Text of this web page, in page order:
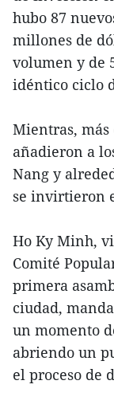
hubo 87
millones de
volumen y de
idéntico ciclo
Mientras, más
añadieron a
Nang y
se invirtieron
Ho Ky Minh,
Comité
primera
ciudad,
un momento
abriendo un
el proceso de